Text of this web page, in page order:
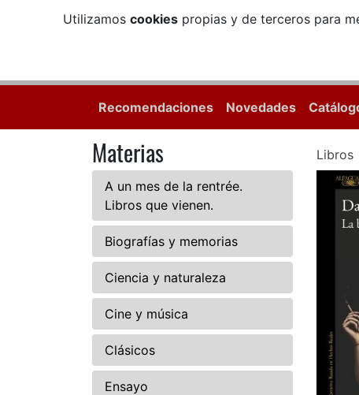
Utilizamos cookiespropias y de terceros para
Recomendaciones Novedades
Materias
A un mes de la rentrée.
Libros que vienen.
Biografías y memorias
Ciencia y naturaleza
Cine y música
Clásicos
Ensayo
Libros